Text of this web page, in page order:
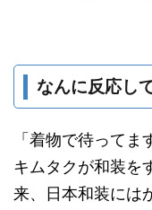
なんに反応し
「着物で待って
キムタクが和装を
来、日本和装には